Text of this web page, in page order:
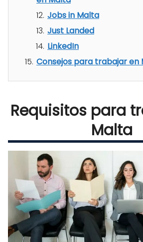
Jobs in Malta
Just Landed
LinkedIn
Consejos para trabajar en
Requisitos para
Malta